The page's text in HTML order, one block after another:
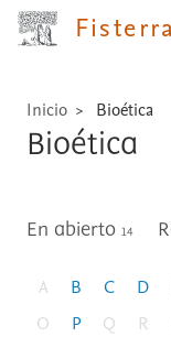
Fisterra
Inicio Bioética
Bioética
En abierto 14
A B C D
O
P Q R